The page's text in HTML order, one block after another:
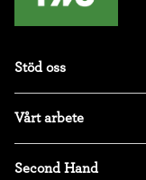
Stöd oss
Vårt arbete
Second Hand